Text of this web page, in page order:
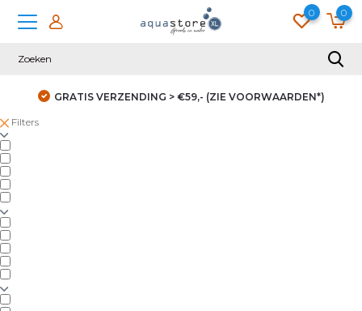
0 0
GRATIS VERZENDING > €59,- (ZIE VOORWAARDEN*)
Filters